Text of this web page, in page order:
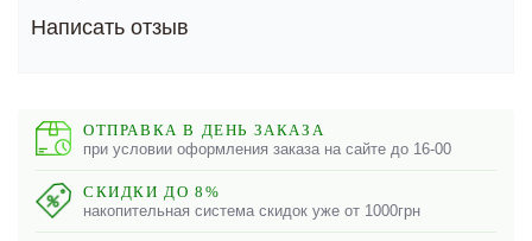
Написать отзыв
ОТПРАВКА В ДЕНЬ ЗАКАЗА
при условии оформления заказа на сайте до 16-00
СКИДКИ ДО 8%
накопительная система скидок уже от 1000грн